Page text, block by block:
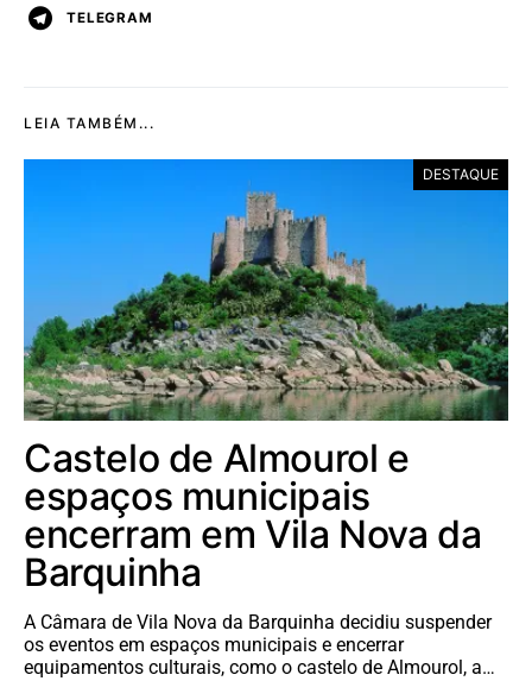
TELEGRAM
LEIA TAMBÉM...
DESTAQUE
Castelo de Almourol e
espaços municipais
encerram em Vila Nova da
Barquinha
A Câmara de Vila Nova da Barquinha decidiu suspender
os eventos em espaços municipais e encerrar
equipamentos culturais, como o castelo de Almourol, a…